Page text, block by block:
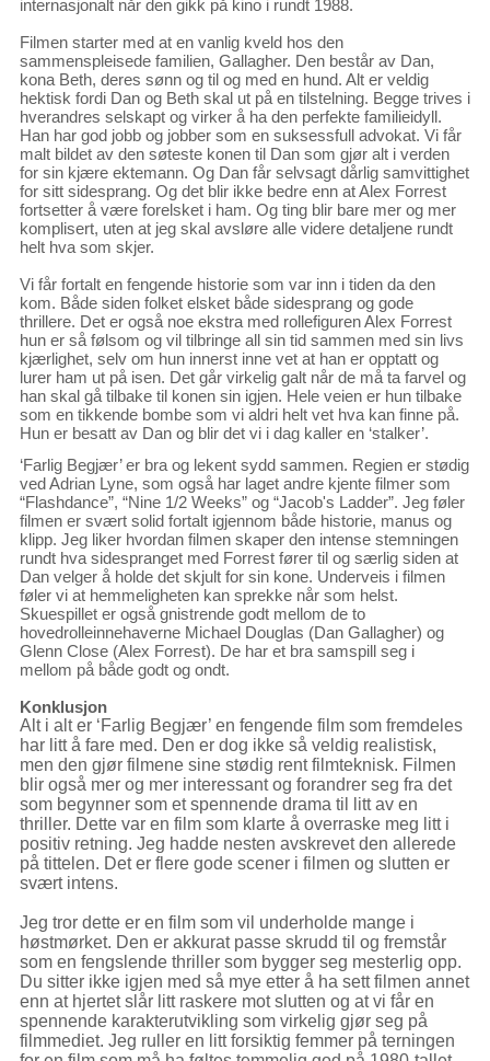
internasjonalt når den gikk på kino i rundt 1988.
Filmen starter med at en vanlig kveld hos den
sammenspleisede familien, Gallagher. Den består av Dan,
kona Beth, deres sønn og til og med en hund. Alt er veldig
hektisk fordi Dan og Beth skal ut på en tilstelning. Begge trives i
hverandres selskapt og virker å ha den perfekte familieidyll.
Han har god jobb og jobber som en suksessfull advokat. Vi får
malt bildet av den søteste konen til Dan som gjør alt i verden
for sin kjære ektemann. Og Dan får selvsagt dårlig samvittighet
for sitt sidesprang. Og det blir ikke bedre enn at Alex Forrest
fortsetter å være forelsket i ham. Og ting blir bare mer og mer
komplisert, uten at jeg skal avsløre alle videre detaljene rundt
helt hva som skjer.
Vi får fortalt en fengende historie som var inn i tiden da den
kom. Både siden folket elsket både sidesprang og gode
thrillere. Det er også noe ekstra med rollefiguren Alex Forrest
hun er så følsom og vil tilbringe all sin tid sammen med sin livs
kjærlighet, selv om hun innerst inne vet at han er opptatt og
lurer ham ut på isen. Det går virkelig galt når de må ta farvel og
han skal gå tilbake til konen sin igjen. Hele veien er hun tilbake
som en tikkende bombe som vi aldri helt vet hva kan finne på.
Hun er besatt av Dan og blir det vi i dag kaller en ‘stalker’.
‘Farlig Begjær’ er bra og lekent sydd sammen. Regien er stødig
ved Adrian Lyne, som også har laget andre kjente filmer som
“Flashdance”, “Nine 1/2 Weeks” og “Jacob's Ladder”. Jeg føler
filmen er svært solid fortalt igjennom både historie, manus og
klipp. Jeg liker hvordan filmen skaper den intense stemningen
rundt hva sidespranget med Forrest fører til og særlig siden at
Dan velger å holde det skjult for sin kone. Underveis i filmen
føler vi at hemmeligheten kan sprekke når som helst.
Skuespillet er også gnistrende godt mellom de to
hovedrolleinnehaverne Michael Douglas (Dan Gallagher) og
Glenn Close (Alex Forrest). De har et bra samspill seg i
mellom på både godt og ondt.
Konklusjon
Alt i alt er ‘Farlig Begjær’ en fengende film som fremdeles
har litt å fare med. Den er dog ikke så veldig realistisk,
men den gjør filmene sine stødig rent filmteknisk. Filmen
blir også mer og mer interessant og forandrer seg fra det
som begynner som et spennende drama til litt av en
thriller. Dette var en film som klarte å overraske meg litt i
positiv retning. Jeg hadde nesten avskrevet den allerede
på tittelen. Det er flere gode scener i filmen og slutten er
svært intens.
Jeg tror dette er en film som vil underholde mange i
høstmørket. Den er akkurat passe skrudd til og fremstår
som en fengslende thriller som bygger seg mesterlig opp.
Du sitter ikke igjen med så mye etter å ha sett filmen annet
enn at hjertet slår litt raskere mot slutten og at vi får en
spennende karakterutvikling som virkelig gjør seg på
filmmediet. Jeg ruller en litt forsiktig femmer på terningen